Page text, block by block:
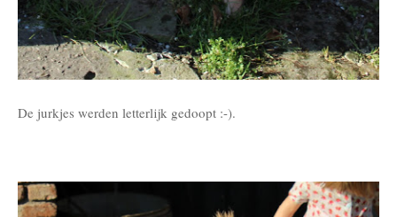
De jurkjes werden letterlijk gedoopt :-).